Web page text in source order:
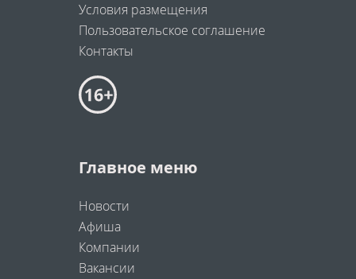
Условия размещения
Пользовательское соглашение
Контакты
Главное меню
Новости
Афиша
Компании
Вакансии